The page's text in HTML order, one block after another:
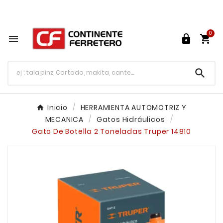
  
0

Inicio
HERRAMIENTA AUTOMOTRIZ Y
MECANICA
Gatos Hidráulicos
Gato De Botella 2 Toneladas Truper 14810